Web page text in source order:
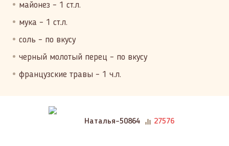
майонез – 1 ст.л.
мука – 1 ст.л.
соль – по вкусу
черный молотый перец – по вкусу
французские травы – 1 ч.л.
Наталья-50864 27576